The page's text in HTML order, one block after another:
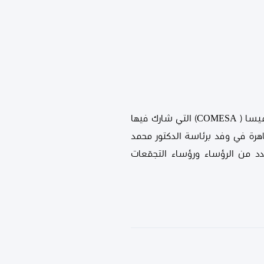
تعزيز القدرة على الصمود من خلال التكامل الرقمي الاقتصادي الاستراتيجي، هي أجنــــدة القمة ال21 للكوميسا ( COMESA) التي شارك فيها
الثلاثاء 2021/11/23 بالعاصمة المصرية القاهرة في وفد برئاسة الدكتور محمد
من الرؤساء ورؤساء التجمّعات